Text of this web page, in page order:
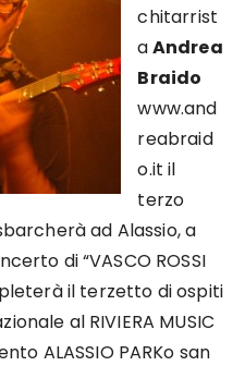
chitarrist
aAndrea
Braido
www.and
reabraid
o.it il
terzo
ad Alassio, a
di “VASCO ROSSI
il terzetto di ospiti
al RIVIERA MUSIC
ALASSIO PARKo san